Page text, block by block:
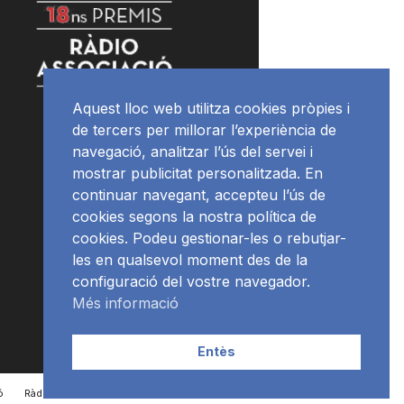
RàdioNews
Aquest lloc web utilitza cookies pròpies i
de tercers per millorar l’experiència de
navegació, analitzar l’ús del servei i
mostrar publicitat personalitzada. En
continuar navegant, accepteu l’ús de
cookies segons la nostra política de
cookies. Podeu gestionar-les o rebutjar-
les en qualsevol moment des de la
configuració del vostre navegador.
Més informació
Entès